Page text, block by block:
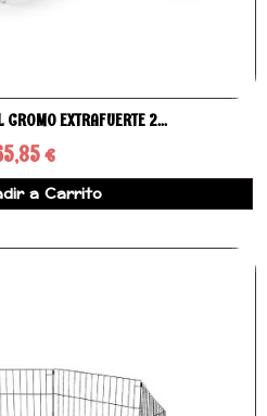
EXTRAFUERTE 2...
€
a Carrito